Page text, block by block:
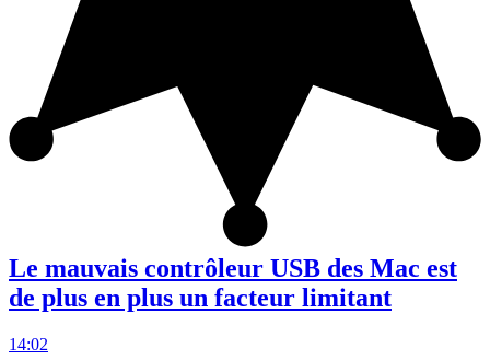
Le mauvais contrôleur USB des Mac est
de plus en plus un facteur limitant
14:02